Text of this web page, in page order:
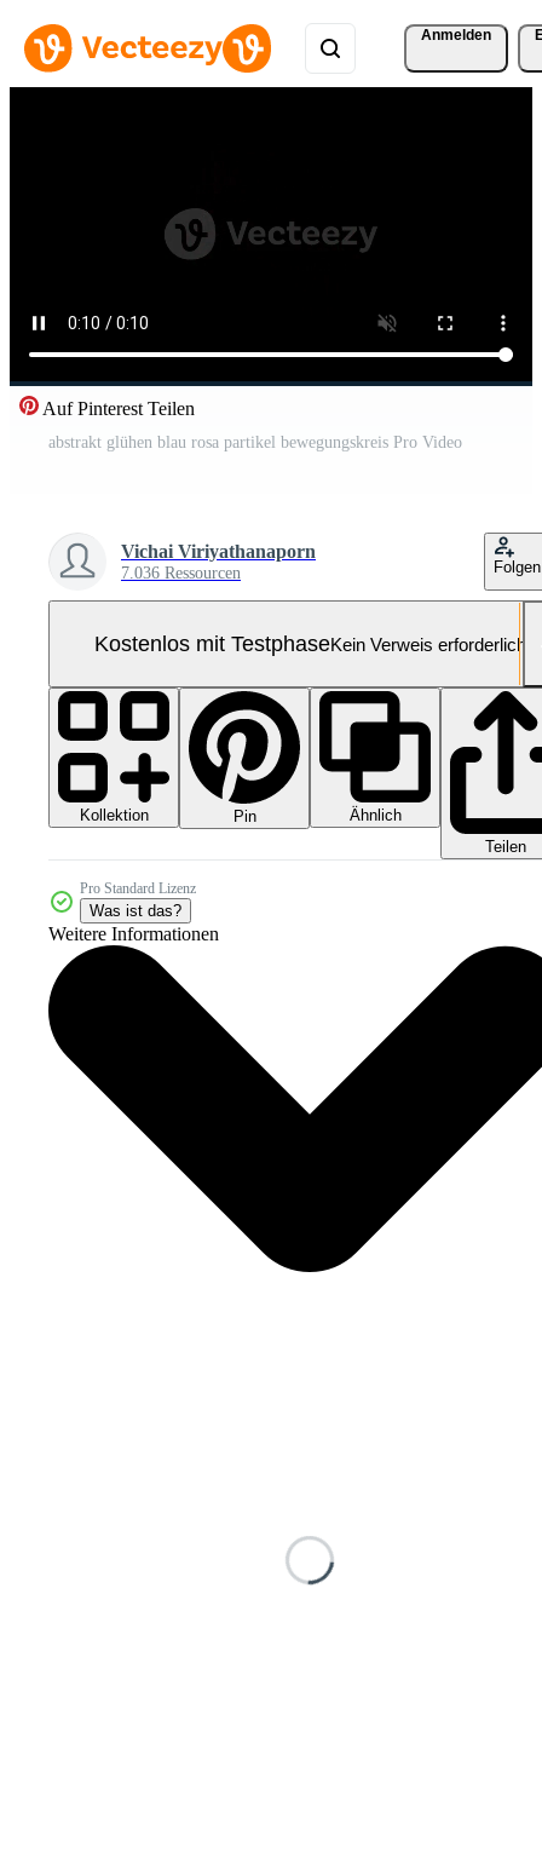
Anmelden
Auf Pinterest Teilen
abstrakt glühen blau rosa partikel bewegungskreis Pro Video
Vichai Viriyathanaporn
7.036 Ressourcen Folgen
Kostenlos mit TestphaseKein Verweis erforderlich
Kollektion Pin
Ähnlich
Teilen
Pro Standard Lizenz
Was ist das?
Weitere Informationen